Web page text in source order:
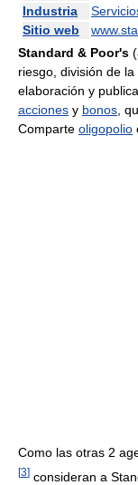
Industria
Sitio web
Standard & Poor's (
riesgo, división de la
elaboración y
acciones y bonos ,
Comparte oligopolio
Como las otras 2
[3] consideran a